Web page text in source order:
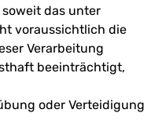
soweit das unter
voraussichtlich die
Verarbeitung
beeinträchtigt,
oder Verteidigung